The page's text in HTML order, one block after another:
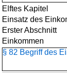
Elftes Kapitel
Einsatz des
Erster Abschnitt
Einkommen
§ 82 Begriff des